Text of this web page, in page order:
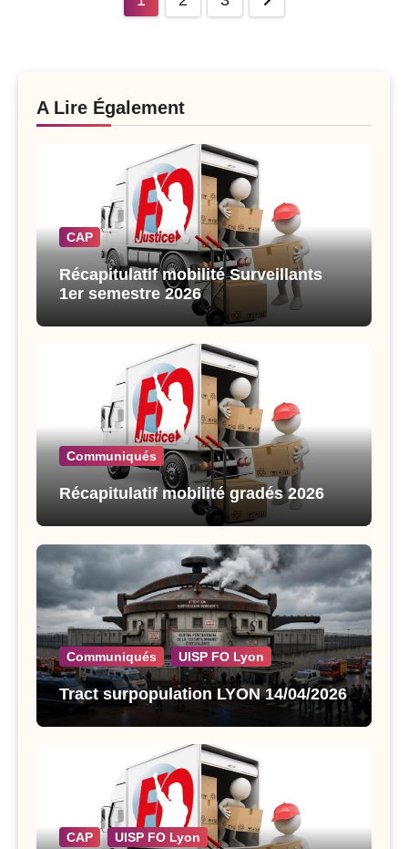
A Lire Également
CAP
Récapitulatif mobilité Surveillants
1er semestre 2026
Communiqués
Récapitulatif mobilité gradés 2026
Communiqués UISP FO Lyon
Tract surpopulation LYON 14/04/2026
CAP UISP FO Lyon